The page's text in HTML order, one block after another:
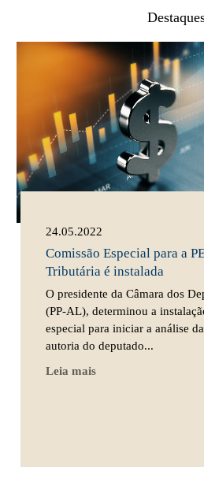
24.05.2022
Comissão Especial para a
Tributária é instalada
O presidente da Câmara dos
(PP-AL), determinou a
especial para iniciar a análise
autoria do deputado...
Leia mais